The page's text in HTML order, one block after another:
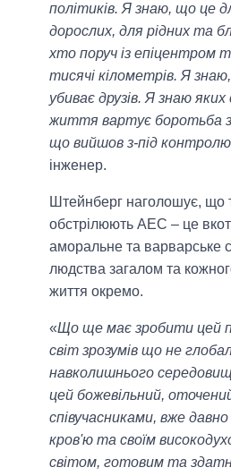
політиків. Я знаю, що це
дорослих, для рідних та
хто поруч із епіцентром
тисячі кілометрів. Я
убиває друзів. Я знаю яких
життя вартує боротьба
що вийшов з-під контролю
інженер.
Штейнберг наголошує, що
обстрілюють АЕС – це
аморальне та варварське
людства загалом та
життя окремо.
«Що ще має зробити цей
світ зрозумів що не
навколишнього
цей божевільний,
співучасниками, вже
кров'ю та своїм
світом, готовим та